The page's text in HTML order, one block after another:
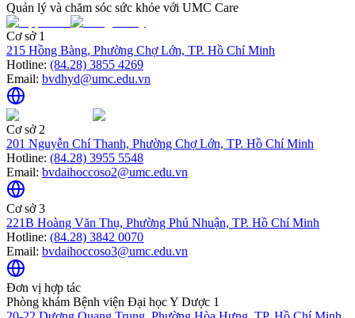
Quản lý và chăm sóc sức khỏe với UMC Care
Cơ sở 1
215 Hồng Bàng, Phường Chợ Lớn, TP. Hồ Chí Minh
Hotline: (84.28) 3855 4269
Email: bvdhyd@umc.edu.vn
Cơ sở 2
201 Nguyễn Chí Thanh, Phường Chợ Lớn, TP. Hồ Chí Minh
Hotline: (84.28) 3955 5548
Email: bvdaihoccoso2@umc.edu.vn
Cơ sở 3
221B Hoàng Văn Thụ, Phường Phú Nhuận, TP. Hồ Chí Minh
Hotline: (84.28) 3842 0070
Email: bvdaihoccoso3@umc.edu.vn
Đơn vị hợp tác
Phòng khám Bệnh viện Đại học Y Dược 1